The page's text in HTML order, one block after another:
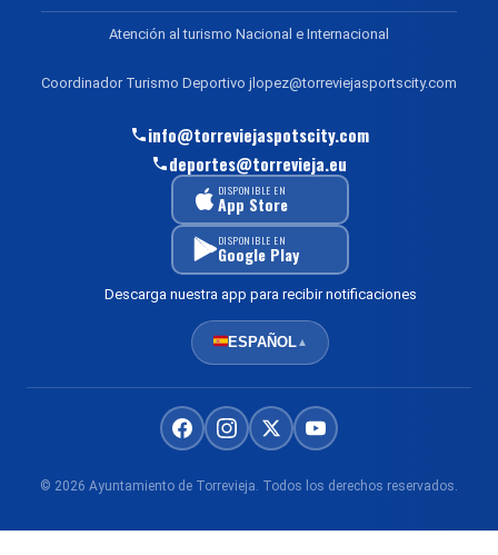
Atención al turismo Nacional e Internacional
Coordinador Turismo Deportivo jlopez@torreviejasportscity.com
info@torreviejaspotscity.com
deportes@torrevieja.eu
DISPONIBLE EN
App Store
DISPONIBLE EN
Google Play
Descarga nuestra app para recibir notificaciones
ESPAÑOL▲
© 2026 Ayuntamiento de Torrevieja. Todos los derechos reservados.